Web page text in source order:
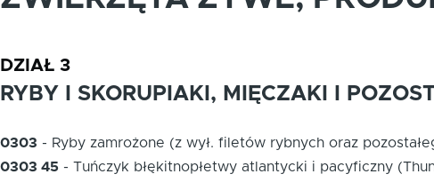
DZIAŁ 3
RYBY I SKORUPIAKI, MIĘCZAKI I
0303 - Ryby zamrożone (z wył. filetów rybnych oraz
0303 45 - Tuńczyk błękitnopłetwy atlantycki i pacyficzny